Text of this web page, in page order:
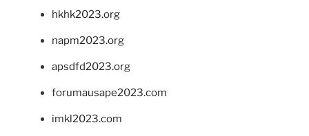
hkhk2023.org
napm2023.org
apsdfd2023.org
forumausape2023.com
imkl2023.com